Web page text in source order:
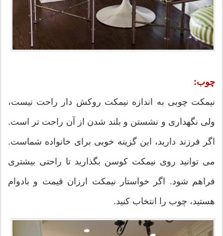
چوب:
نیمکت چوبی به اندازه نیمکت روکش دار راحت نیست،
ولی نگهداری و نشستن و بلند شدن از آن راحت تر است.
اگر فرزند دارید، این گزینه خوبی برای خانواده شماست.
می توانید روی نیمکت کوسن بگذارید تا راحتی بیشتری
فراهم شود. اگر خواستار نیمکت ارزان قیمت و بادوام
هستید، چوب را انتخاب کنید.